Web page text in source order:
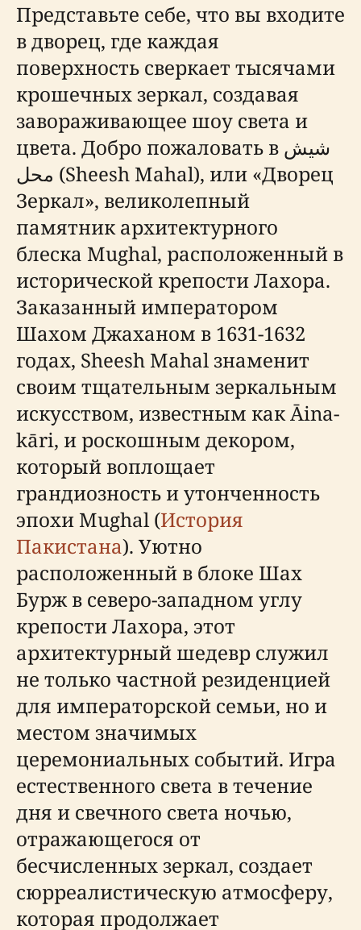
Представьте себе, что вы входите
в дворец, где каждая
поверхность сверкает тысячами
крошечных зеркал, создавая
завораживающее шоу света и
цвета. Добро пожаловать в شیش
محل (Sheesh Mahal), или «Дворец
Зеркал», великолепный
памятник архитектурного
блеска Mughal, расположенный в
исторической крепости Лахора.
Заказанный императором
Шахом Джаханом в 1631-1632
годах, Sheesh Mahal знаменит
своим тщательным зеркальным
искусством, известным как Āina-
kāri, и роскошным декором,
который воплощает
грандиозность и утонченность
эпохи Mughal (История
Пакистана). Уютно
расположенный в блоке Шах
Бурж в северо-западном углу
крепости Лахора, этот
архитектурный шедевр служил
не только частной резиденцией
для императорской семьи, но и
местом значимых
церемониальных событий. Игра
естественного света в течение
дня и свечного света ночью,
отражающегося от
бесчисленных зеркал, создает
сюрреалистическую атмосферу,
которая продолжает